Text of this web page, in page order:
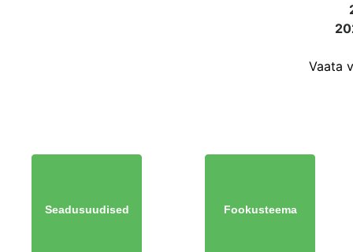
Vaata
Seadusuudised Fookusteema